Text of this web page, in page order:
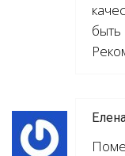
быть